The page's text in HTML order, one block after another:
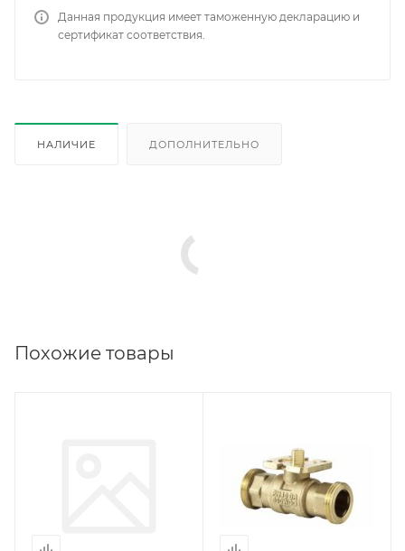
Данная продукция имеет таможенную декларацию и
сертификат соответствия.
НАЛИЧИЕ ДОПОЛНИТЕЛЬНО
Похожие товары